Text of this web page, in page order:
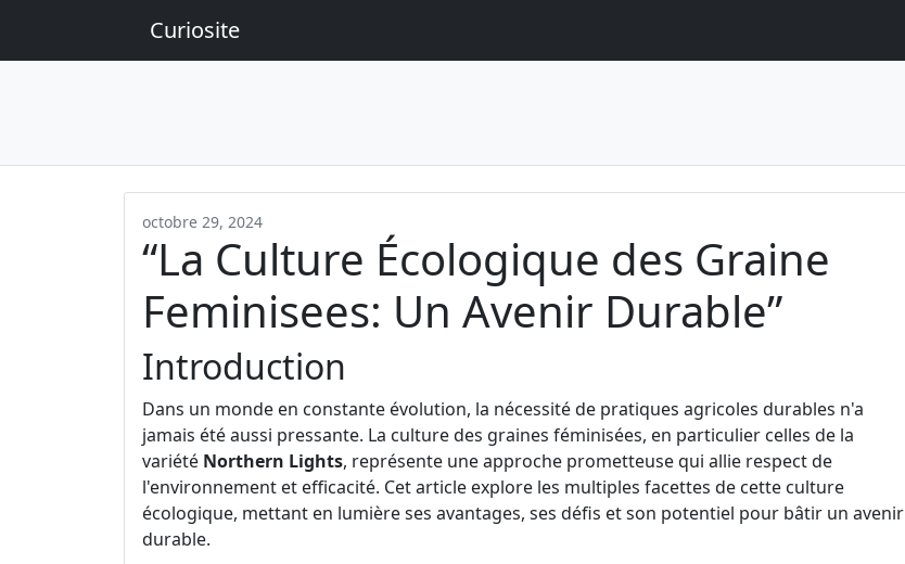
Curiosite
octobre 29, 2024
“La Culture Écologique des Graine
Feminisees: Un Avenir Durable”
Introduction
Dans un monde en constante évolution, la nécessité de pratiques agricoles durables n'a
jamais été aussi pressante. La culture des graines féminisées, en particulier celles de la
variété Northern Lights, représente une approche prometteuse qui allie respect de
l'environnement et efficacité. Cet article explore les multiples facettes de cette culture
écologique, mettant en lumière ses avantages, ses défis et son potentiel pour bâtir un avenir
durable.